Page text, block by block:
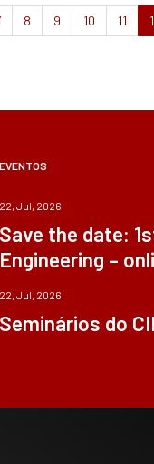
8 9 10 11
EVENTOS
22, Jul, 2026
Save the date:
Engineering –
22, Jul, 2026
Seminários do